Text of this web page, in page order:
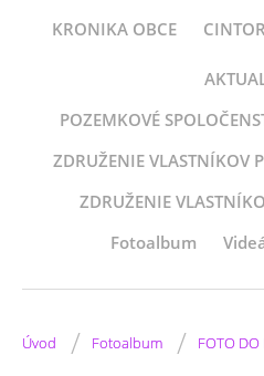
KRONIKA OBCE
POZEMKOVÉ
ZDRUŽENIE VLASTNÍKOV
ZDRUŽENIE
Fotoalbum
Úvod / Fotoalbum / FOTO DO